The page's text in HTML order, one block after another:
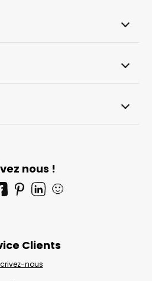
nous !
🙂
Clients
nous